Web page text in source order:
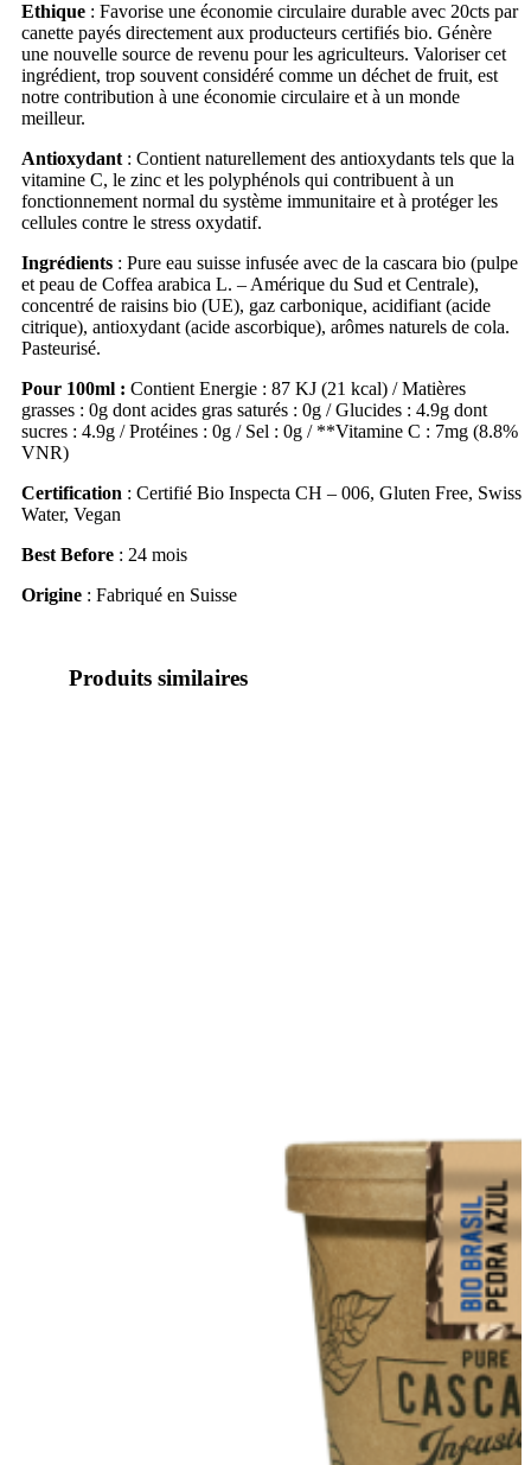
Ethique : Favorise une économie circulaire durable avec 20cts par
canette payés directement aux producteurs certifiés bio. Génère
une nouvelle source de revenu pour les agriculteurs. Valoriser cet
ingrédient, trop souvent considéré comme un déchet de fruit, est
notre contribution à une économie circulaire et à un monde
meilleur.
Antioxydant : Contient naturellement des antioxydants tels que la
vitamine C, le zinc et les polyphénols qui contribuent à un
fonctionnement normal du système immunitaire et à protéger les
cellules contre le stress oxydatif.
Ingrédients : Pure eau suisse infusée avec de la cascara bio (pulpe
et peau de Coffea arabica L. – Amérique du Sud et Centrale),
concentré de raisins bio (UE), gaz carbonique, acidifiant (acide
citrique), antioxydant (acide ascorbique), arômes naturels de cola.
Pasteurisé.
Pour 100ml : Contient Energie : 87 KJ (21 kcal) / Matières
grasses : 0g dont acides gras saturés : 0g / Glucides : 4.9g dont
sucres : 4.9g / Protéines : 0g / Sel : 0g / **Vitamine C : 7mg (8.8%
VNR)
Certification : Certifié Bio Inspecta CH – 006, Gluten Free, Swiss
Water, Vegan
Best Before : 24 mois
Origine : Fabriqué en Suisse
Produits similaires